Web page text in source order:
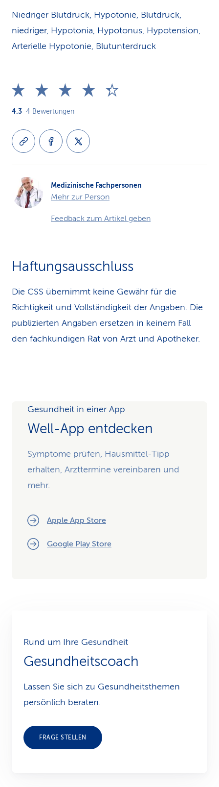
Niedriger Blutdruck, Hypotonie, Blutdruck,
niedriger, Hypotonia, Hypotonus, Hypotension,
Arterielle Hypotonie, Blutunterdruck
4.3 4 Bewertungen
Medizinische Fachpersonen
Mehr zur Person
Feedback zum Artikel geben
Haftungsausschluss
Die CSS übernimmt keine Gewähr für die
Richtigkeit und Vollständigkeit der Angaben. Die
publizierten Angaben ersetzen in keinem Fall
den fachkundigen Rat von Arzt und Apotheker.
Gesundheit in einer App
Well-App entdecken
Symptome prüfen, Hausmittel-Tipp
erhalten, Arzttermine vereinbaren und
mehr.
Apple App Store
Google Play Store
Rund um Ihre Gesundheit
Gesundheitscoach
Lassen Sie sich zu Gesundheits­themen
persönlich beraten.
FRAGE STELLEN